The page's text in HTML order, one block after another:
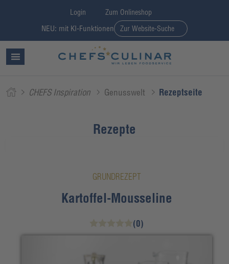
Login Zum Onlineshop
NEU: mit KI-Funktionen Zur Website-Suche
CHEFS Inspiration Genusswelt Rezeptseite
Rezepte
GRUNDREZEPT
Kartoffel-Mousseline
(0)